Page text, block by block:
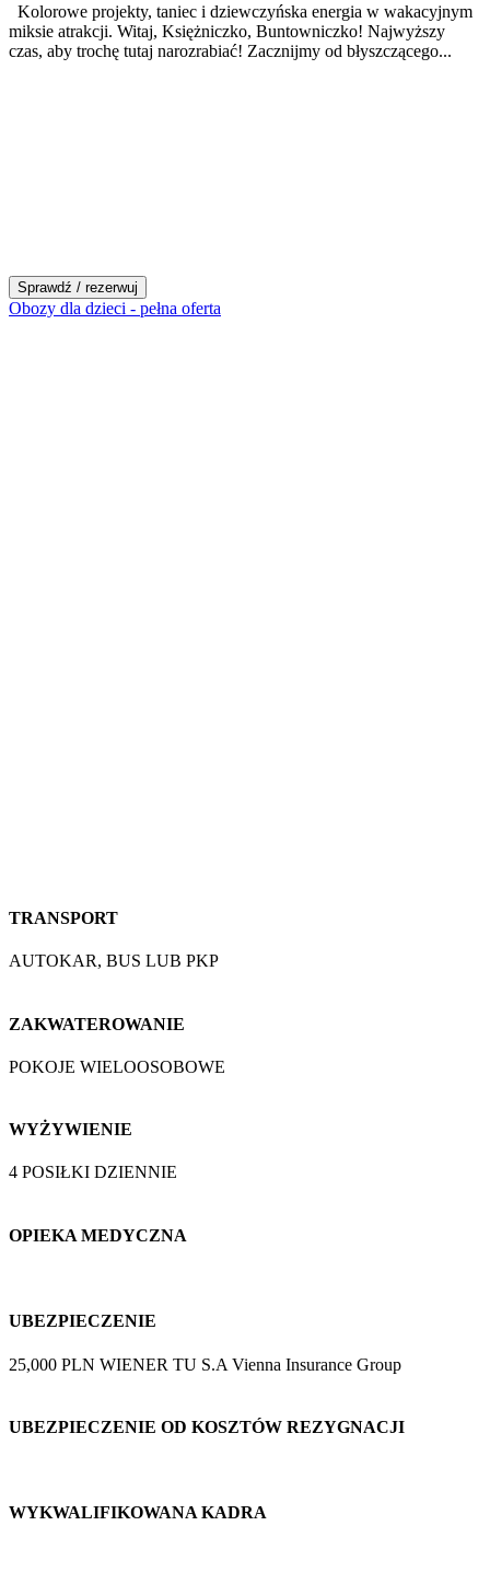
Kolorowe projekty, taniec i dziewczyńska energia w wakacyjnym
miksie atrakcji. Witaj, Księżniczko, Buntowniczko! Najwyższy
czas, aby trochę tutaj narozrabiać! Zacznijmy od błyszczącego...
Sprawdź / rezerwuj
Obozy dla dzieci - pełna oferta
TRANSPORT
AUTOKAR, BUS LUB PKP
ZAKWATEROWANIE
POKOJE WIELOOSOBOWE
WYŻYWIENIE
4 POSIŁKI DZIENNIE
OPIEKA MEDYCZNA
UBEZPIECZENIE
25,000 PLN WIENER TU S.A Vienna Insurance Group
UBEZPIECZENIE OD KOSZTÓW REZYGNACJI
WYKWALIFIKOWANA KADRA